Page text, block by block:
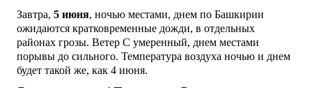
Завтра, 5 июня, ночью местами, днем по Башкирии
ожидаются кратковременные дожди, в отдельных
районах грозы. Ветер С умеренный, днем местами
порывы до сильного. Температура воздуха ночью и днем
будет такой же, как 4 июня.